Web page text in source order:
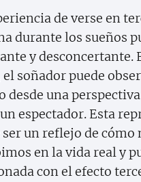
de verse en
durante los sueños
y desconcertante.
el soñador puede
desde una
espectador. Esta
ser un reflejo de cómo
en la vida real y
con el efecto